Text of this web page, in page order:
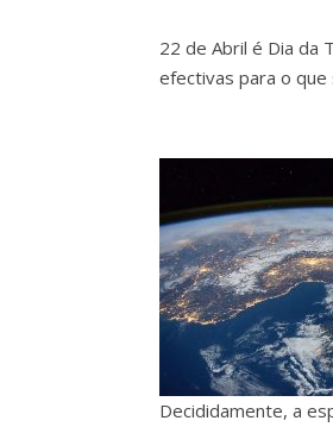
22 de Abril é Dia da
efectivas para o que
Decididamente, a